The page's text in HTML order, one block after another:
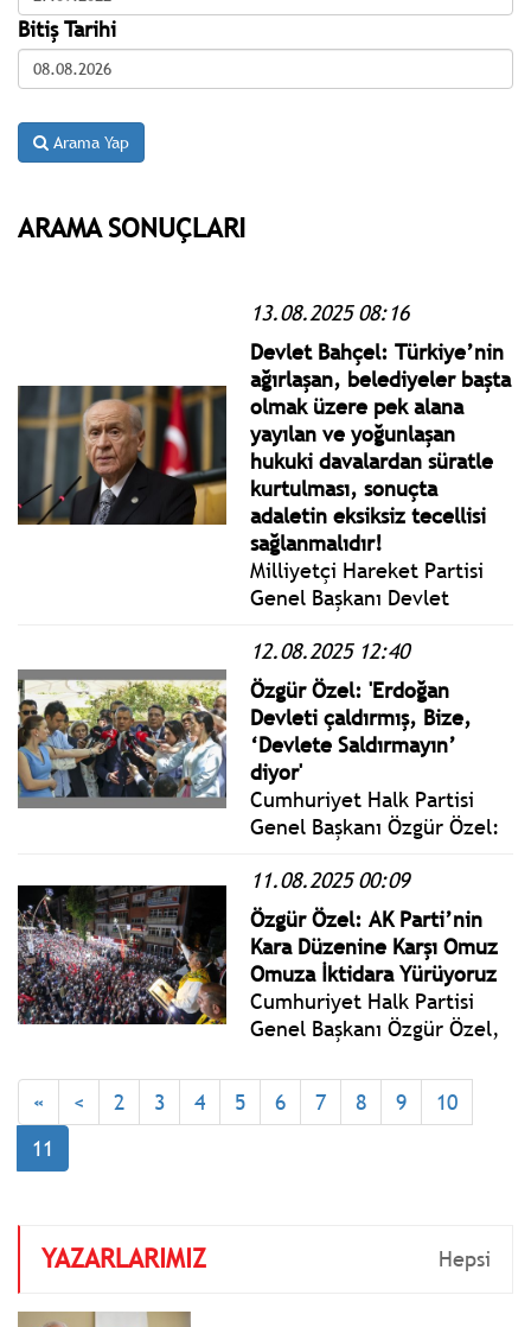
Bitiş Tarihi
Arama Yap
ARAMA SONUÇLARI
13.08.2025 08:16
Devlet Bahçel: Türkiye’nin
ağırlaşan, belediyeler başta
olmak üzere pek alana
yayılan ve yoğunlaşan
hukuki davalardan süratle
kurtulması, sonuçta
adaletin eksiksiz tecellisi
sağlanmalıdır!
Milliyetçi Hareket Partisi
Genel Başkanı Devlet
Gündemle” ilgili yazılı
basın açıklaması yaptı.
Bahçeli açıklamasında:
Milliyetçi Hareket Partisi
samimiyet, sağduyu ve
özveriyle komisyon
çalışmalarına katkı
sunacaktır.
12.08.2025 12:40
Özgür Özel: 'Erdoğan
Devleti çaldırmış, Bize,
‘Devlete Saldırmayın’
diyor'
Cumhuriyet Halk Partisi
Genel Başkanı Özgür Özel:
yok, yalan yok, zimmet
yok. Ama bize karşı iftira
var arkadaşlar, suçumuz
iktidara geliyor olmak. Biz
iktidarı konuşmak yerine
iftiraları konuşuyoruz.
11.08.2025 00:09
Özgür Özel: AK Parti’nin
Kara Düzenine Karşı Omuz
Omuza İktidara Yürüyoruz
Cumhuriyet Halk Partisi
Genel Başkanı Özgür Özel,
Millet İradesine Sahip
Çıkıyor Mitingi’ne katıldı.
« < 2 3 4 5 6 7 8 9
10
11
YAZARLARIMIZ Hepsi